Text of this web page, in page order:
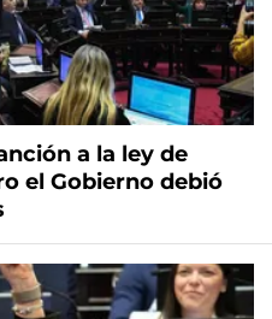
a la ley de
el Gobierno debió